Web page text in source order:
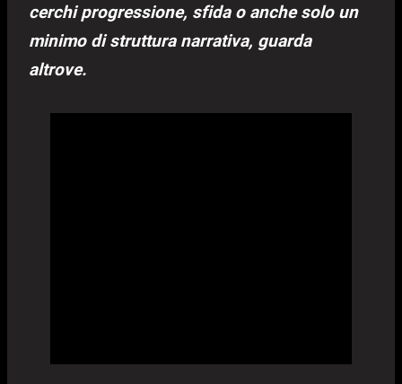
cerchi progressione, sfida o anche solo un
minimo di struttura narrativa, guarda
altrove.